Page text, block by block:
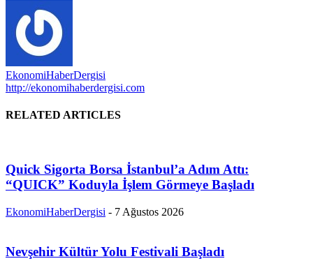
EkonomiHaberDergisi
http://ekonomihaberdergisi.com
RELATED ARTICLES
Quick Sigorta Borsa İstanbul’a Adım Attı:
“QUICK” Koduyla İşlem Görmeye Başladı
EkonomiHaberDergisi - 7 Ağustos 2026
Nevşehir Kültür Yolu Festivali Başladı